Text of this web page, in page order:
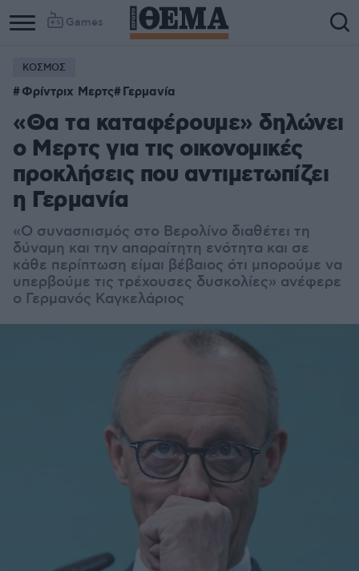
Games
Column
1
Column
2
ΚΟΣΜΟΣ
Φρίντριχ Μερτς Γερμανία
«Θα τα καταφέρουμε» δηλώνει
ο Μερτς για τις οικονομικές
προκλήσεις που αντιμετωπίζει
η Γερμανία
«Ο συνασπισμός στο Βερολίνο διαθέτει τη
δύναμη και την απαραίτητη ενότητα και σε
κάθε περίπτωση είμαι βέβαιος ότι μπορούμε να
υπερβούμε τις τρέχουσες δυσκολίες» ανέφερε
ο Γερμανός Καγκελάριος